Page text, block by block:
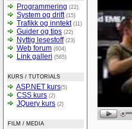
Programmering (22)
System og drift (15)
Trafikk og inntekt (11)
Guider og tips (22)
Nyttig lesestoff (23)
Web forum (604)
Link galleri (565)
KURS / TUTORIALS
ASP.NET kurs(5)
CSS kurs (2)
JQuery kurs (2)
FILM / MEDIA